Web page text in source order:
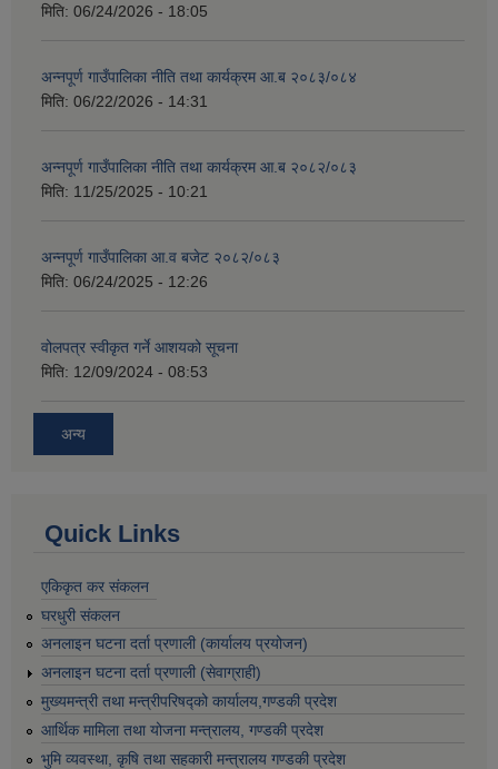
मिति: 06/24/2026 - 18:05
अन्नपूर्ण गाउँपालिका नीति तथा कार्यक्रम आ.ब २०८३/०८४
मिति: 06/22/2026 - 14:31
अन्नपूर्ण गाउँपालिका नीति तथा कार्यक्रम आ.ब २०८२/०८३
मिति: 11/25/2025 - 10:21
अन्नपूर्ण गाउँपालिका आ.व बजेट २०८२/०८३
मिति: 06/24/2025 - 12:26
वोलपत्र स्वीकृत गर्ने आशयको सूचना
मिति: 12/09/2024 - 08:53
अन्य
Quick Links
एकिकृत कर संकलन
घरधुरी संकलन
अनलाइन घटना दर्ता प्रणाली (कार्यालय प्रयोजन)
अनलाइन घटना दर्ता प्रणाली (सेवाग्राही)
मुख्यमन्त्री तथा मन्त्रीपरिषद्को कार्यालय,गण्डकी प्रदेश
आर्थिक मामिला तथा योजना मन्त्रालय, गण्डकी प्रदेश
भुमि व्यवस्था, कृषि तथा सहकारी मन्त्रालय गण्डकी प्रदेश